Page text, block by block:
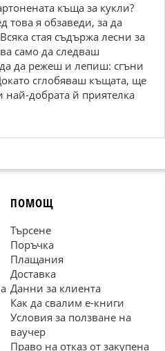
къща за кукли?
това я обзаведи, за да
стая съдържа лесни за
само да следваш
да режеш и лепиш: сгъни
сглобяваш къщата, ще
добрата й приятелка
ПОМОЩ
Търсене
Поръчка
Плащания
Доставка
Данни за клиента
Как да свалим е-книги
Условия за ползване на
ваучер
Право на отказ от закупена